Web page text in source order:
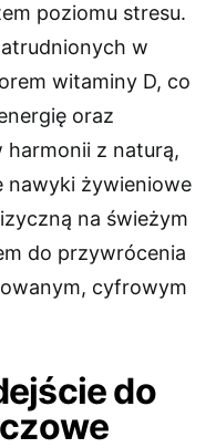
poziomu stresu.
w
witaminy D, co
oraz
harmonii z naturą,
nawyki żywieniowe
na świeżym
do przywrócenia
cyfrowym
do